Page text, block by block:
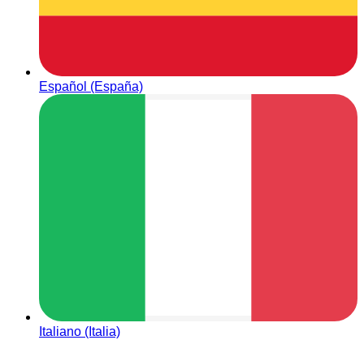
Español (España)
Italiano (Italia)